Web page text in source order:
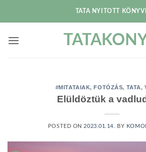
TATA NYITOTT
#MITATAIAK,FOTÓZÁS, TATA,
Elüldöztük a
POSTED ON 2023.01.14. BY